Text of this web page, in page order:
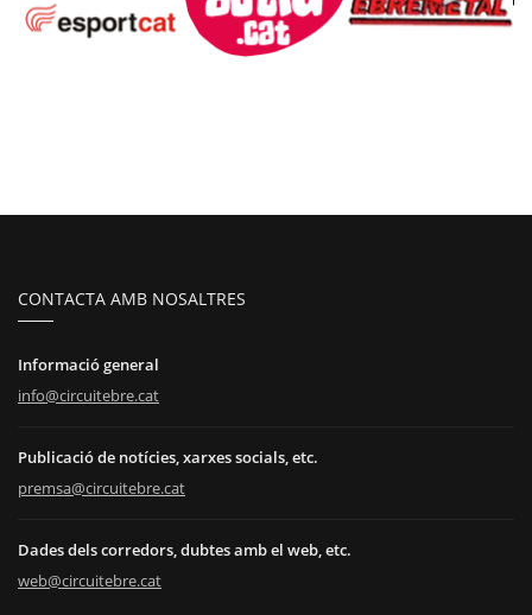
CONTACTA AMB NOSALTRES
Informació general
info@circuitebre.cat
Publicació de notícies, xarxes socials, etc.
premsa@circuitebre.cat
Dades dels corredors, dubtes amb el web, etc.
web@circuitebre.cat